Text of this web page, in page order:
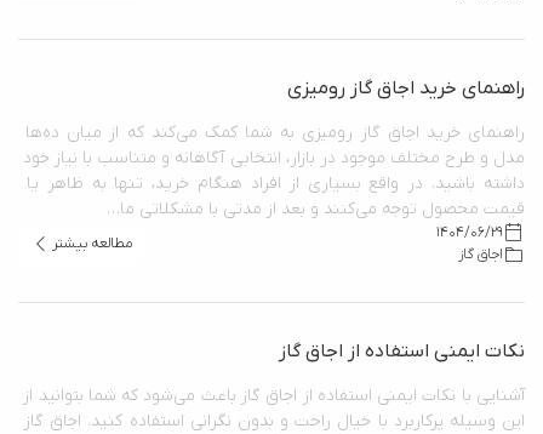
راهنمای خرید اجاق گاز رومیزی
راهنمای خرید اجاق گاز رومیزی به شما کمک می‌کند که از میان ده‌ها
مدل و طرح مختلف موجود در بازار، انتخابی آگاهانه و متناسب با نیاز خود
داشته باشید. در واقع بسیاری از افراد هنگام خرید، تنها به ظاهر یا
قیمت محصول توجه می‌کنند و بعد از مدتی با مشکلاتی ما…
1404/06/29
اجاق گاز
مطالعه بیشتر
نکات ایمنی استفاده از اجاق گاز
آشنایی با نکات ایمنی استفاده از اجاق گاز باعث می‌شود که شما بتوانید از
این وسیله پرکاربرد با خیال راحت و بدون نگرانی استفاده کنید. اجاق گاز